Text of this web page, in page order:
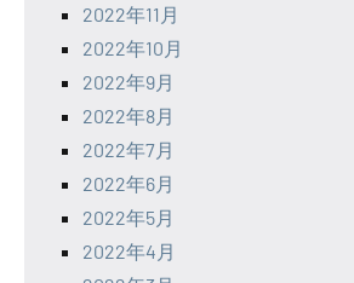
2022年11月
2022年10月
2022年9月
2022年8月
2022年7月
2022年6月
2022年5月
2022年4月